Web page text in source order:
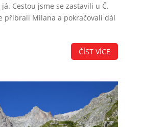
já. Cestou jsme se zastavili u Č.
přibrali Milana a pokračovali dál
ČÍST VÍCE